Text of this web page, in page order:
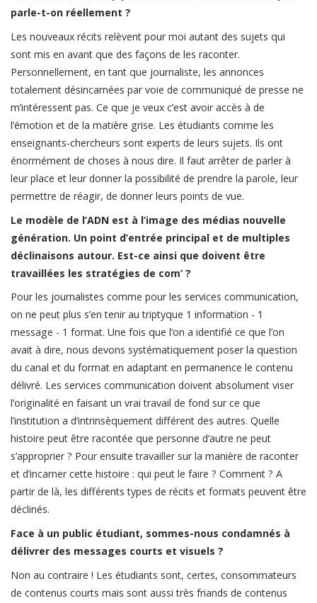
parle-t-on réellement ?
Les nouveaux récits relèvent pour moi autant des sujets qui
sont mis en avant que des façons de les raconter.
Personnellement, en tant que journaliste, les annonces
totalement désincarnées par voie de communiqué de presse ne
m’intéressent pas. Ce que je veux c’est avoir accès à de
l’émotion et de la matière grise. Les étudiants comme les
enseignants-chercheurs sont experts de leurs sujets. Ils ont
énormément de choses à nous dire. Il faut arrêter de parler à
leur place et leur donner la possibilité de prendre la parole, leur
permettre de réagir, de donner leurs points de vue.
Le modèle de l’ADN est à l’image des médias nouvelle
génération. Un point d’entrée principal et de multiples
déclinaisons autour. Est-ce ainsi que doivent être
travaillées les stratégies de com’ ?
Pour les journalistes comme pour les services communication,
on ne peut plus s’en tenir au triptyque 1 information - 1
message - 1 format. Une fois que l’on a identifié ce que l’on
avait à dire, nous devons systématiquement poser la question
du canal et du format en adaptant en permanence le contenu
délivré. Les services communication doivent absolument viser
l’originalité en faisant un vrai travail de fond sur ce que
l’institution a d’intrinsèquement différent des autres. Quelle
histoire peut être racontée que personne d’autre ne peut
s’approprier ? Pour ensuite travailler sur la manière de raconter
et d’incarner cette histoire : qui peut le faire ? Comment ? A
partir de là, les différents types de récits et formats peuvent être
déclinés.
Face à un public étudiant, sommes-nous condamnés à
délivrer des messages courts et visuels ?
Non au contraire ! Les étudiants sont, certes, consommateurs
de contenus courts mais sont aussi très friands de contenus